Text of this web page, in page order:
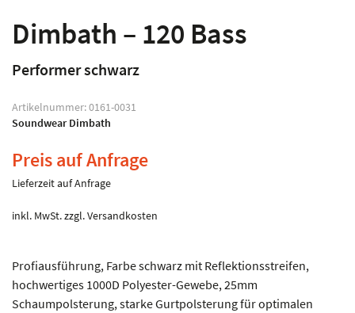
Dimbath – 120 Bass
Performer schwarz
Artikelnummer:0161-0031
Soundwear Dimbath
Preis auf Anfrage
Lieferzeit auf Anfrage
inkl. MwSt.zzgl.Versandkosten
Profiausführung, Farbe schwarz mit Reflektionsstreifen,
hochwertiges 1000D Polyester-Gewebe, 25mm
Schaumpolsterung, starke Gurtpolsterung für optimalen